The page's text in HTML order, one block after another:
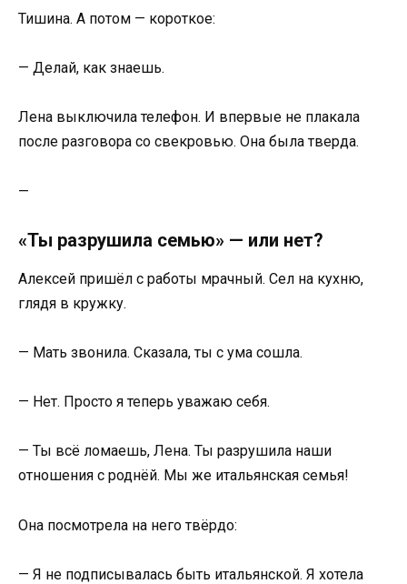
Тишина. А потом — короткое:
— Делай, как знаешь.
Лена выключила телефон. И впервые не плакала
после разговора со свекровью. Она была тверда.
—
«Ты разрушила семью» — или нет?
Алексей пришёл с работы мрачный. Сел на кухню,
глядя в кружку.
— Мать звонила. Сказала, ты с ума сошла.
— Нет. Просто я теперь уважаю себя.
— Ты всё ломаешь, Лена. Ты разрушила наши
отношения с роднёй. Мы же итальянская семья!
Она посмотрела на него твёрдо:
— Я не подписывалась быть итальянской. Я хотела